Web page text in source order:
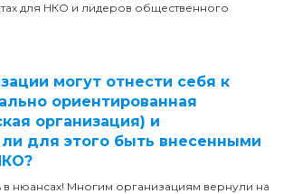
для НКО и лидеров общественного
могут отнести себя к
ориентированная
организация) и
для этого быть внесенными
в нюансах! Многим организациям вернули на